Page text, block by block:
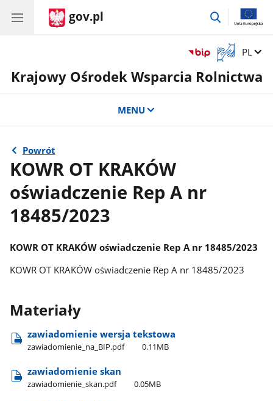
gov.pl
przejdź
Otwórz
okno
z
Zmień
PL
Krajowy Ośrodek Wsparcia Rolnictwa
MENU
Powrót
KOWR OT KRAKÓW
oświadczenie Rep A nr
18485/2023
KOWR OT KRAKÓW oświadczenie Rep A nr 18485/2023
KOWR OT KRAKÓW oświadczenie Rep A nr 18485/2023
Materiały
zawiadomienie wersja tekstowa
zawiadomienie​_na​_BIP.pdf 0.11MB
zawiadomienie skan
zawiadomienie​_skan.pdf 0.05MB